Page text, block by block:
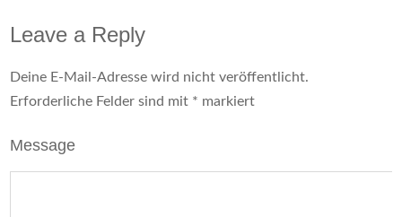
Leave a Reply
Deine E-Mail-Adresse wird nicht veröffentlicht.
Erforderliche Felder sind mit * markiert
Message